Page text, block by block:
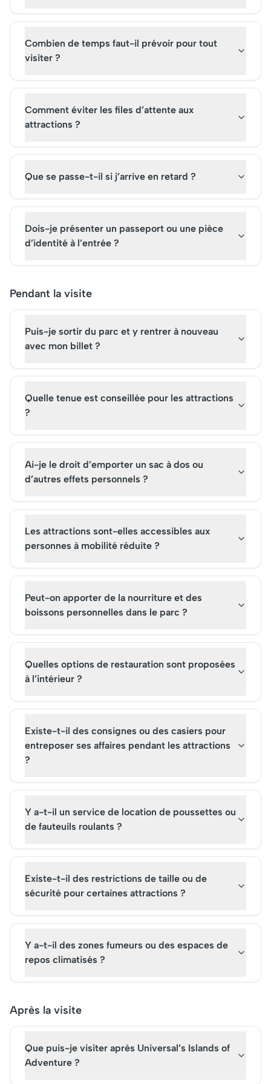
Combien de temps faut-il prévoir pour tout
visiter ?
Comment éviter les files d’attente aux
attractions ?
Que se passe-t-il si j’arrive en retard ?
Dois-je présenter un passeport ou une pièce
d’identité à l’entrée ?
Pendant la visite
Puis-je sortir du parc et y rentrer à nouveau
avec mon billet ?
Quelle tenue est conseillée pour les attractions
?
Ai-je le droit d’emporter un sac à dos ou
d’autres effets personnels ?
Les attractions sont-elles accessibles aux
personnes à mobilité réduite ?
Peut-on apporter de la nourriture et des
boissons personnelles dans le parc ?
Quelles options de restauration sont proposées
à l’intérieur ?
Existe-t-il des consignes ou des casiers pour
entreposer ses affaires pendant les attractions
?
Y a-t-il un service de location de poussettes ou
de fauteuils roulants ?
Existe-t-il des restrictions de taille ou de
sécurité pour certaines attractions ?
Y a-t-il des zones fumeurs ou des espaces de
repos climatisés ?
Après la visite
Que puis-je visiter après Universal’s Islands of
Adventure ?